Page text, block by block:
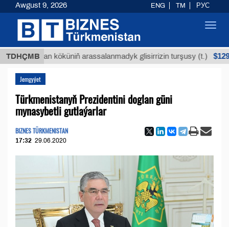
TDHÇMB
Buýan köküniň arassalanmadyk glisirrizin turşusy (t.) $12935,18
Jemgyýet
Türkmenistanyň Prezidentini doglan güni
mynasybetli gutlaýarlar
BIZNES TÜRKMENISTAN
17:32 29.06.2020
Awgust 9, 2026 ENG TM РУС